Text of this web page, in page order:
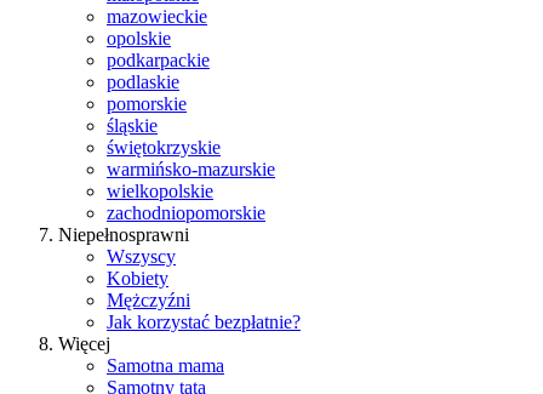
mazowieckie
opolskie
podkarpackie
podlaskie
pomorskie
śląskie
świętokrzyskie
warmińsko-mazurskie
wielkopolskie
zachodniopomorskie
Niepełnosprawni
Wszyscy
Kobiety
Mężczyźni
Jak korzystać bezpłatnie?
Więcej
Samotna mama
Samotny tata